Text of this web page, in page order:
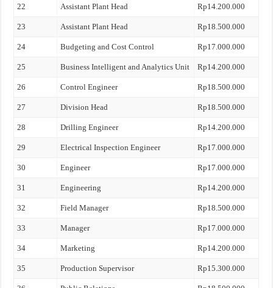
22 Assistant Plant Head Rp14.200.000
23 Assistant Plant Head Rp18.500.000
24 Budgeting and Cost Control Rp17.000.000
25 Business Intelligent and Analytics Unit Rp14.200.000
26 Control Engineer Rp18.500.000
27 Division Head Rp18.500.000
28 Drilling Engineer Rp14.200.000
29 Electrical Inspection Engineer Rp17.000.000
30 Engineer Rp17.000.000
31 Engineering Rp14.200.000
32 Field Manager Rp18.500.000
33 Manager Rp17.000.000
34 Marketing Rp14.200.000
35 Production Supervisor Rp15.300.000